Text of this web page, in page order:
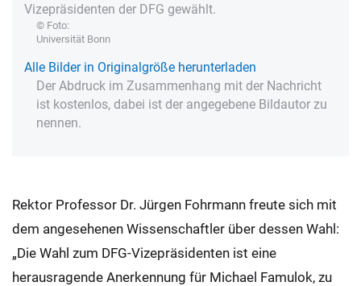
Vizepräsidenten der DFG gewählt.
© Foto:
Universität Bonn
Alle Bilder in Originalgröße herunterladen
Der Abdruck im Zusammenhang mit der Nachricht
ist kostenlos, dabei ist der angegebene Bildautor zu
nennen.
Rektor Professor Dr. Jürgen Fohrmann freute sich mit
dem angesehenen Wissenschaftler über dessen Wahl:
„Die Wahl zum DFG-Vizepräsidenten ist eine
herausragende Anerkennung für Michael Famulok, zu